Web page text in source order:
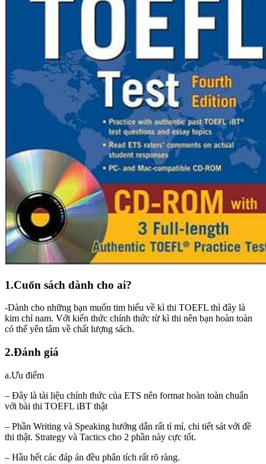
1.Cuốn sách dành cho ai?
-Dành cho những bạn muốn tim hiểu về kì thi TOEFL thì đây là
kim chỉ nam. Với kiến thức chính thức từ kì thi nên bạn hoàn toàn
có thể yên tâm về chất lượng sách.
2.Đánh giá
a.Ưu điểm
– Đây là tài liệu chính thức của ETS nên format hoàn toàn chuẩn
với bài thi TOEFL iBT thật
– Phần Writing và Speaking hướng dẫn rất tỉ mỉ, chi tiết sát với đề
thi thật. Strategy và Tactics cho 2 phần này cực tốt.
– Hầu hết các đáp án đều phân tích rất rõ ràng.